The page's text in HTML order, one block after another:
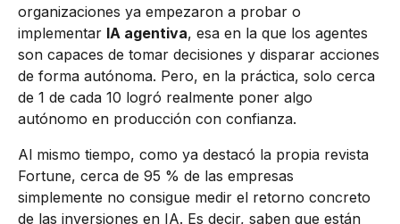
organizaciones ya empezaron a probar o
implementar IA agentiva, esa en la que los agentes
son capaces de tomar decisiones y disparar acciones
de forma autónoma. Pero, en la práctica, solo cerca
de 1 de cada 10 logró realmente poner algo
autónomo en producción con confianza.
Al mismo tiempo, como ya destacó la propia revista
Fortune, cerca de 95 % de las empresas
simplemente no consigue medir el retorno concreto
de las inversiones en IA. Es decir, saben que están